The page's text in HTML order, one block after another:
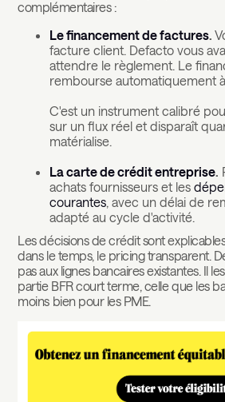
complémentaires :
Le financement de factures.
facture client. Defacto vous
attendre le règlement. Le
rembourse automatiquement
C'est un instrument calibré
sur un flux réel et disparaît
matérialise.
La carte de crédit entreprise.
achats fournisseurs et les
courantes, avec un délai de
adapté au cycle d'activité.
Les décisions de crédit sont
dans le temps, le pricing transparent.
pas aux lignes bancaires existantes. Il
partie BFR court terme, celle que les
moins bien pour les PME.